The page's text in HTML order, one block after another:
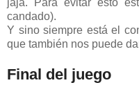
jaja. Para evitar esto
candado).
Y sino siempre está el
que también nos puede
Final del juego